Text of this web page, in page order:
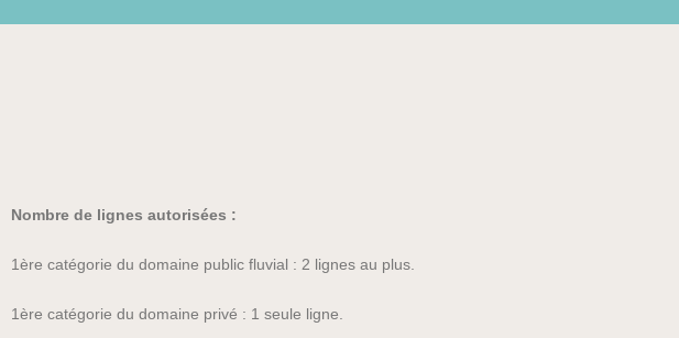
Nombre de lignes autorisées :
1ère catégorie du domaine public fluvial : 2 lignes au plus.
1ère catégorie du domaine privé : 1 seule ligne.